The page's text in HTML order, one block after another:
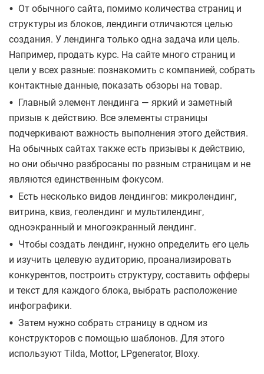
• От обычного сайта, помимо количества страниц и
структуры из блоков, лендинги отличаются целью
создания. У лендинга только одна задача или цель.
Например, продать курс. На сайте много страниц и
цели у всех разные: познакомить с компанией, собрать
контактные данные, показать обзоры на товар.
•
Главный элемент лендинга — яркий и заметный
призыв к действию. Все элементы страницы
подчеркивают важность выполнения этого действия.
На обычных сайтах также есть призывы к действию,
но они обычно разбросаны по разным страницам и не
являются единственным фокусом.
• Есть несколько видов лендингов: микролендинг,
витрина, квиз, геолендинг и мультилендинг,
одноэкранный и многоэкранный лендинг.
• Чтобы создать лендинг, нужно определить его цель
и изучить целевую аудиторию, проанализировать
конкурентов, построить структуру, составить офферы
и текст для каждого блока, выбрать расположение
инфографики.
• Затем нужно собрать страницу в одном из
конструкторов с помощью шаблонов. Для этого
используют Tilda, Mottor, LPgenerator, Bloxy.